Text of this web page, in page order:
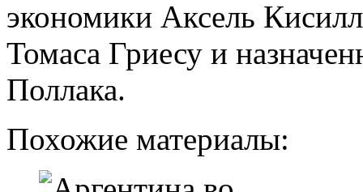
экономики Аксель
Томаса Гриесу и
Поллака.
Похожие материалы: